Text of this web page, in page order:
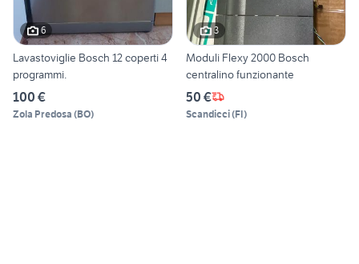
6
Lavastoviglie Bosch 12 coperti 4
programmi.
100 €
Zola Predosa (BO)
3
Moduli Flexy 2000 Bosch
centralino funzionante
50 €
Scandicci(FI)